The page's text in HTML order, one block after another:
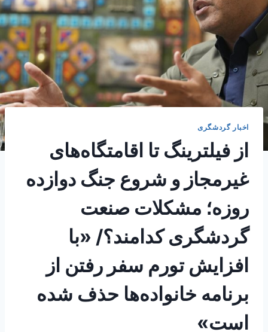
اخبار گردشگری
از فیلترینگ تا اقامتگاه‌های
غیرمجاز و شروع جنگ دوازده
روزه؛ مشکلات صنعت
گردشگری کدامند؟/ «با
افزایش تورم سفر رفتن از
برنامه خانواده‌ها حذف شده
است»